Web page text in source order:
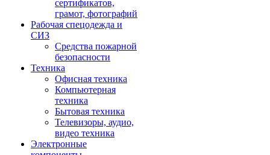
сертификатов,
грамот, фотографий
Рабочая спецодежда и
СИЗ
Средства пожарной
безопасности
Техника
Офисная техника
Компьютерная
техника
Бытовая техника
Телевизоры, аудио,
видео техника
Электронные